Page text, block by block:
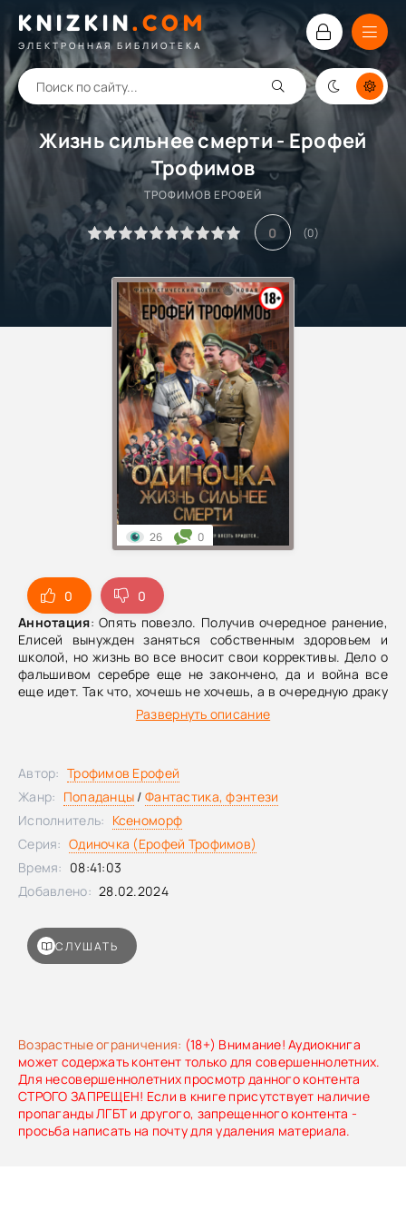
KNIZKIN. COM
ЭЛЕКТРОННАЯ БИБЛИОТЕКА
Жизнь сильнее смерти - Ерофей
Трофимов
ТРОФИМОВ ЕРОФЕЙ
0 (0)
0
0
Аннотация: Опять повезло. Получив очередное ранение,
Елисей вынужден заняться собственным здоровьем и
школой, но жизнь во все вносит свои коррективы. Дело о
фальшивом серебре еще не закончено, да и война все
еще идет. Так что, хочешь не хочешь, а в очередную драку
Развернуть описание
Возрастные ограничения: (18+) Внимание! Аудиокнига
может содержать контент только для совершеннолетних.
Для несовершеннолетних просмотр данного контента
СТРОГО ЗАПРЕЩЕН! Если в книге присутствует наличие
пропаганды ЛГБТ и другого, запрещенного контента -
просьба написать на почту для удаления материала.
26 0
СЛУШАТЬ
Автор: Трофимов Ерофей
Жанр: Попаданцы /Фантастика, фэнтези
Исполнитель: Ксеноморф
Серия: Одиночка (Ерофей Трофимов)
Время: 08:41:03
Добавлено: 28.02.2024